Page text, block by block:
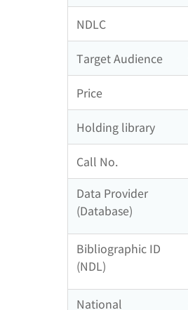
NDLC
Target Audience
Price
Holding library
Call No.
Data Provider
(Database)
Bibliographic ID
(NDL)
National